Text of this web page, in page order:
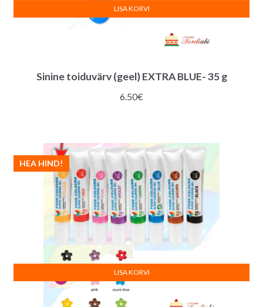
Sinine toiduvärv (geel) EXTRA BLUE- 35 g
6.50€
LISA KORVI
HEA HIND!
LISA KORVI